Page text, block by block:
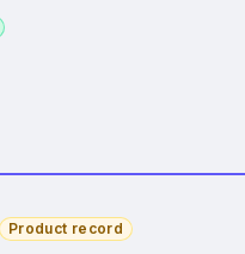
Product record